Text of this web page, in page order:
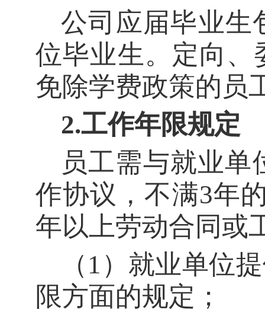
公司应届毕业生
位毕业生。定向、
免除学费政策的员
2.工作年限规定
员工需与就业单
作协议，不满3年
年以上劳动合同或
（ 1）就业单位
限方面的规定；